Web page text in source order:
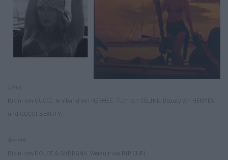
Bikini von GUCCI. Armband von HERMÈS. Tuch von CÉLINE. Beauty von HERMÈS
und GUCCI BEAUTY.
Bikini von DOLCE & GABBANA. Wetsuit von RIP CURL.